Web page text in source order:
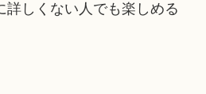
詳しくない人でも楽しめる